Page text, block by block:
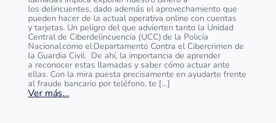
los delincuentes, dado además el aprovechamiento que
pueden hacer de la actual operativa online con cuentas
y tarjetas. Un peligro del que advierten tanto la Unidad
Central de Ciberdelincuencia (UCC) de la Policía
Nacional como el Departamento Contra el Cibercrimen de
la Guardia Civil. De ahí, la importancia de aprender
a reconocer estas llamadas y saber cómo actuar ante
ellas. Con la mira puesta precisamente en ayudarte frente
al fraude bancario por teléfono, te […]
Ver más...